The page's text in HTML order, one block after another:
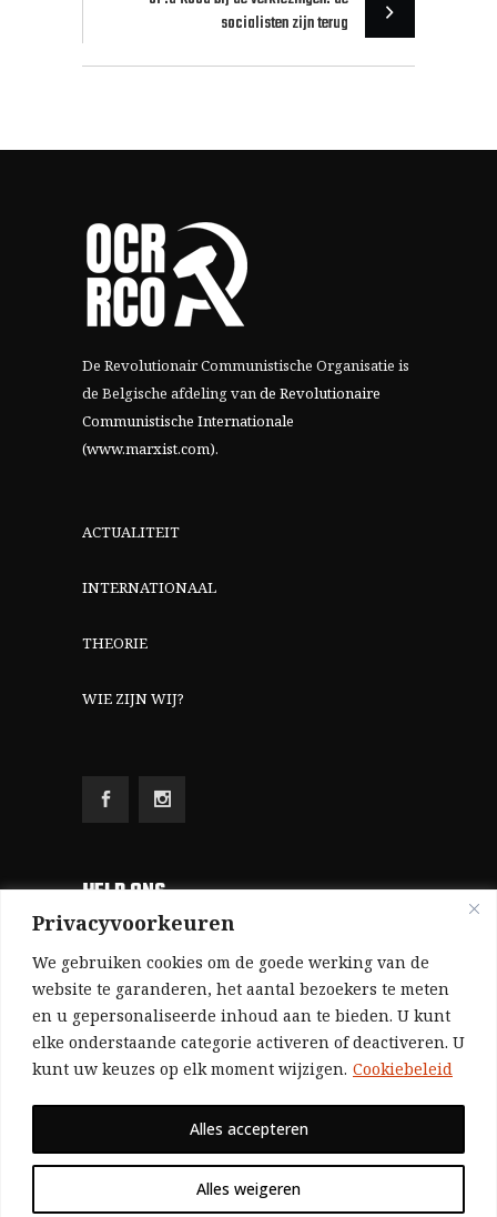
Privacyvoorkeuren
We gebruiken cookies om de goede werking van de
website te garanderen, het aantal bezoekers te meten
en u gepersonaliseerde inhoud aan te bieden. U kunt
elke onderstaande categorie activeren of deactiveren. U
kunt uw keuzes op elk moment wijzigen. Cookiebeleid
Alles weigeren
Alles accepteren
socialisten zijn terug
De Revolutionair Communistische Organisatie is
de Belgische afdeling vande Revolutionaire
Communistische Internationale
(www.marxist.com).
ACTUALITEIT
INTERNATIONAAL
THEORIE
WIE ZIJN WIJ?
HELP ONS
Aangezien we volledig zelf gefinancierd zijn
(zonder subsidies, zonder commerciële
advertenties en zonder rijke sponsors), zijn we
voor de publicatie van ons tijdschrift uitsluitend
afhankelijk van de financiële steun van onze
Bij voorbaat dank voor uw solidariteit.